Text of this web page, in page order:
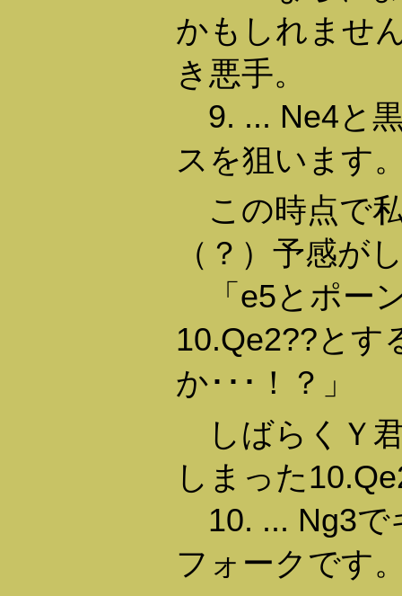
かもしれませ
き悪手。
9. ... Ne4と
スを狙います
この時点で
（？）予感が
「e5とポー
10.Qe2??とす
か･･･！？」
しばらくＹ
しまった
10. ... Ng3で
フォークです